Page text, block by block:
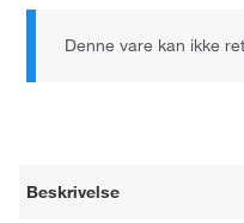
Denne vare kan ikke
Beskrivelse